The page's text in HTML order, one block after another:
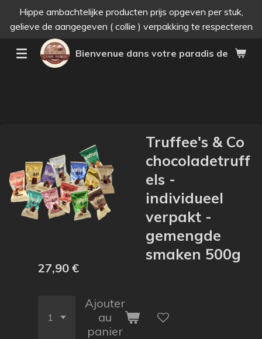
Passer
au
principal
Bienvenue dans votre paradis des
Hippe ambachtelijke producten prijs opgeven per stuk,
gelieve de aangegeven ( collie ) verpakking te respecteren
Truffee's & Co
chocoladetruff
els -
individueel
verpakt -
gemengde
smaken 500g
27,90 €
Ajouter
au
panier